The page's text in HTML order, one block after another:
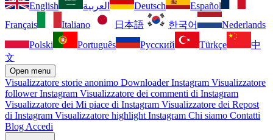
English العربية Deutsch
Español
Français
Italiano 日本語 한국어
Nederlands
Polski
Português Русский Türkçe
中
文
Open menu
Visualizzatore storie anonimo Downloader Instagram Visualizzatore
follower Instagram Visualizzatore dei commenti di Instagram
Visualizzatore dei Mi piace di Instagram Visualizzatore dei Repost
di Instagram Visualizzatore highlight Instagram Chi siamo Contatti
Blog Accedi